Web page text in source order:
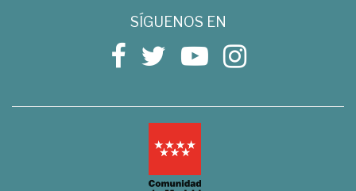
SÍGUENOS EN